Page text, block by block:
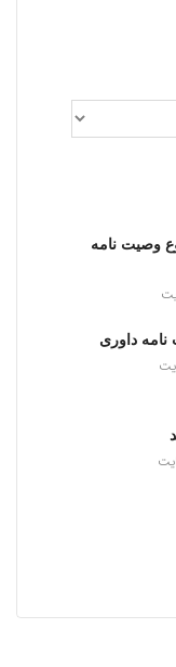
وصیت نامه
نامه داوری